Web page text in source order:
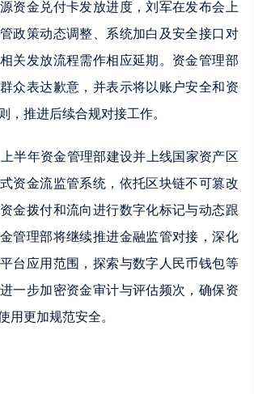
资金兑付卡发放进度，刘军在发布会上
政策动态调整、系统加白及安全接口对
关发放流程需作相应延期。资金管理部
众表达歉意，并表示将以账户安全和资
，推进后续合规对接工作。
半年资金管理部建设并上线国家资产区
资金流监管系统，依托区块链不可篡改
金拨付和流向进行数字化标记与动态跟
管理部将继续推进金融监管对接，深化
台应用范围，探索与数字人民币钱包等
一步加密资金审计与评估频次，确保资
用更加规范安全。